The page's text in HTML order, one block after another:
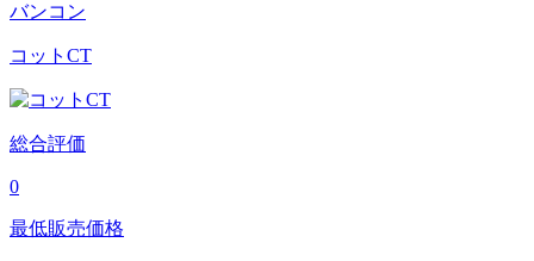
バンコン
コットCT
総合評価
0
最低販売価格